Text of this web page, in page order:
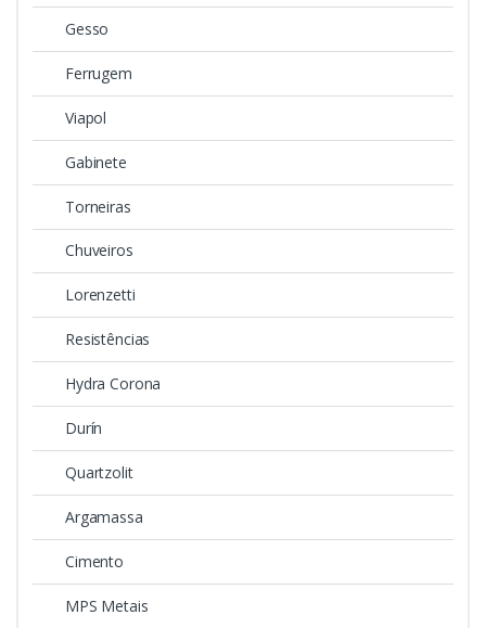
Gesso
Ferrugem
Viapol
Gabinete
Torneiras
Chuveiros
Lorenzetti
Resistências
Hydra Corona
Durín
Quartzolit
Argamassa
Cimento
MPS Metais